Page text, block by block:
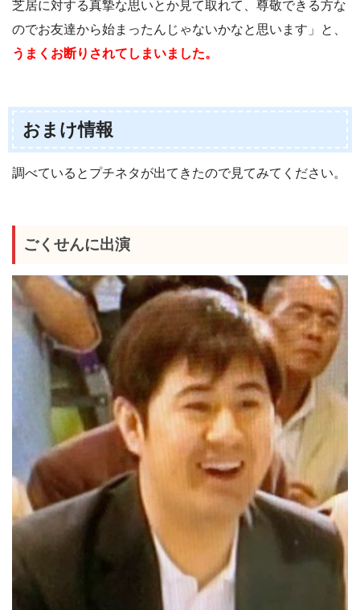
芝居に対する真摯な思いとか見て取れて、尊敬できる方な
のでお友達から始まったんじゃないかなと思います」と、
うまくお断りされてしまいました。
おまけ情報
調べているとプチネタが出てきたので見てみてください。
ごくせんに出演